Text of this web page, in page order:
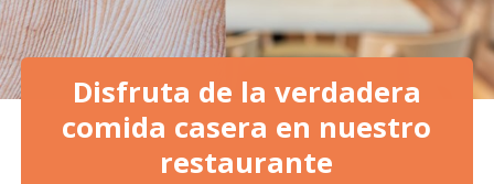
Disfruta de la verdadera
comida casera en nuestro
restaurante